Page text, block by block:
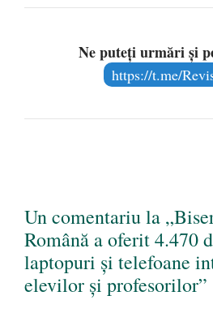
Ne puteți urmări și
https://t.me/
Un comentariu la
Română a oferit 4.470
laptopuri și telefoane
elevilor și profesorilor”